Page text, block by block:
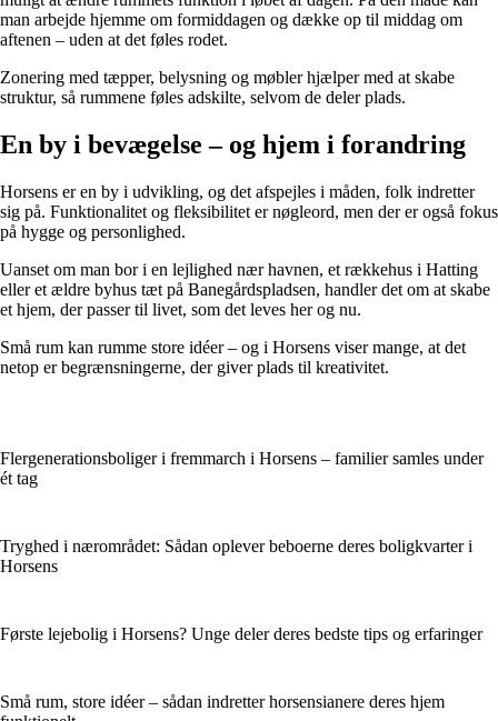
man arbejde hjemme om formiddagen og dække op til middag om
aftenen – uden at det føles rodet.
Zonering med tæpper, belysning og møbler hjælper med at skabe
struktur, så rummene føles adskilte, selvom de deler plads.
En by i bevægelse – og hjem i forandring
Horsens er en by i udvikling, og det afspejles i måden, folk indretter
sig på. Funktionalitet og fleksibilitet er nøgleord, men der er også fokus
på hygge og personlighed.
Uanset om man bor i en lejlighed nær havnen, et rækkehus i Hatting
eller et ældre byhus tæt på Banegårdspladsen, handler det om at skabe
et hjem, der passer til livet, som det leves her og nu.
Små rum kan rumme store idéer – og i Horsens viser mange, at det
netop er begrænsningerne, der giver plads til kreativitet.
Flergenerationsboliger i fremmarch i Horsens – familier samles under
ét tag
Tryghed i nærområdet: Sådan oplever beboerne deres boligkvarter i
Horsens
Første lejebolig i Horsens? Unge deler deres bedste tips og erfaringer
Små rum, store idéer – sådan indretter horsensianere deres hjem